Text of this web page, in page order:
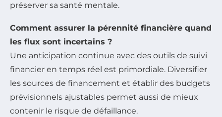
préserver sa santé mentale.
Comment assurer la pérennité financière quand
les flux sont incertains ?
Une anticipation continue avec des outils de suivi
financier en temps réel est primordiale. Diversifier
les sources de financement et établir des budgets
prévisionnels ajustables permet aussi de mieux
contenir le risque de défaillance.